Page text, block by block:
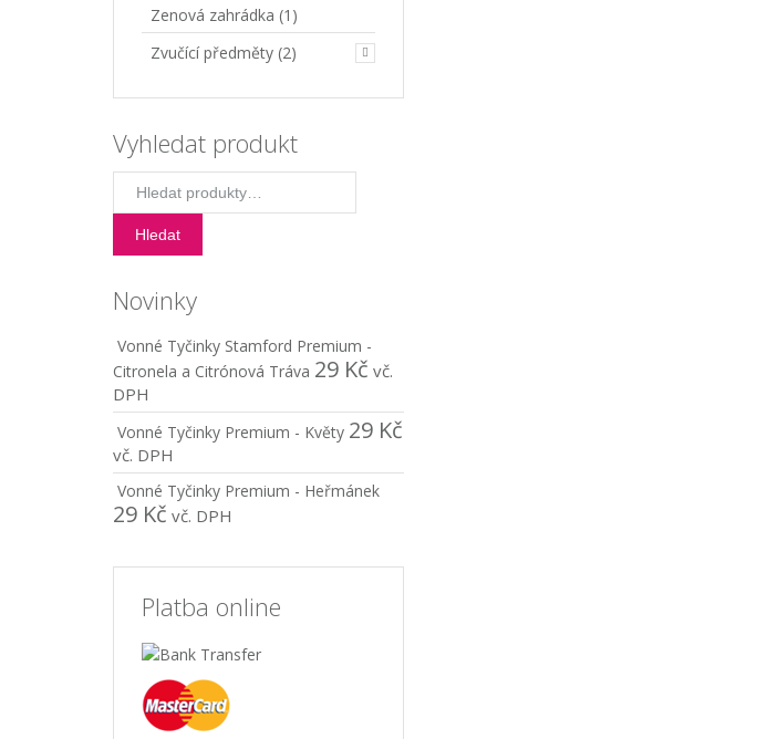
Zenová zahrádka (1)
Zvučící předměty (2)
Vyhledat produkt
Hledat:
Hledat
Novinky
Vonné Tyčinky Stamford Premium -
Citronela a Citrónová Tráva 29 Kč vč.
DPH
Vonné Tyčinky Premium - Květy 29 Kč
vč. DPH
Vonné Tyčinky Premium - Heřmánek
29 Kč vč. DPH
Platba online